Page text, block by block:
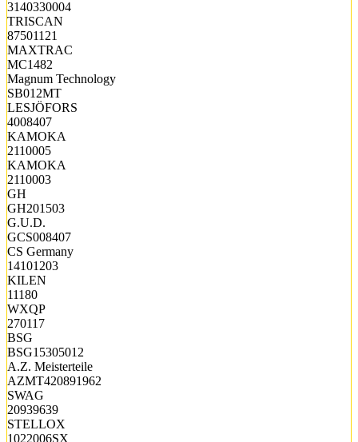
3140330004
TRISCAN
87501121
MAXTRAC
MC1482
Magnum Technology
SB012MT
LESJÖFORS
4008407
KAMOKA
2110005
KAMOKA
2110003
GH
GH201503
G.U.D.
GCS008407
CS Germany
14101203
KILEN
11180
WXQP
270117
BSG
BSG15305012
A.Z. Meisterteile
AZMT420891962
SWAG
20939639
STELLOX
1022006SX